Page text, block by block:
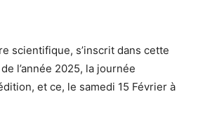
scientifique, s’inscrit dans cette
l’année 2025, la journée
et ce, le samedi 15 Février à